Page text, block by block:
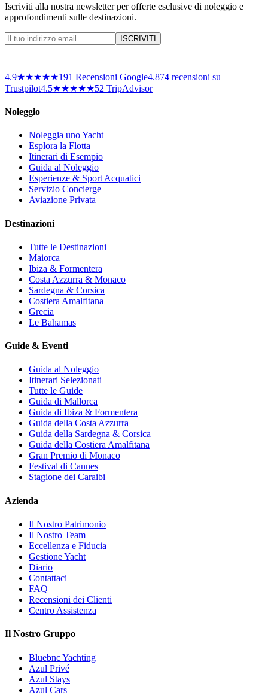
Iscriviti alla nostra newsletter per offerte esclusive di noleggio e
approfondimenti sulle destinazioni.
ISCRIVITI
4.9★★★★★191 Recensioni Google4.874 recensioni su
Trustpilot4.5★★★★★52 TripAdvisor
Noleggio
Noleggia uno Yacht
Esplora la Flotta
Itinerari di Esempio
Guida al Noleggio
Esperienze & Sport Acquatici
Servizio Concierge
Aviazione Privata
Destinazioni
Tutte le Destinazioni
Maiorca
Ibiza & Formentera
Costa Azzurra & Monaco
Sardegna & Corsica
Costiera Amalfitana
Grecia
Le Bahamas
Guide & Eventi
Guida al Noleggio
Itinerari Selezionati
Tutte le Guide
Guida di Mallorca
Guida di Ibiza & Formentera
Guida della Costa Azzurra
Guida della Sardegna & Corsica
Guida della Costiera Amalfitana
Gran Premio di Monaco
Festival di Cannes
Stagione dei Caraibi
Azienda
Il Nostro Patrimonio
Il Nostro Team
Eccellenza e Fiducia
Gestione Yacht
Diario
Contattaci
FAQ
Recensioni dei Clienti
Centro Assistenza
Il Nostro Gruppo
Bluebnc Yachting
Azul Privé
Azul Stays
Azul Cars